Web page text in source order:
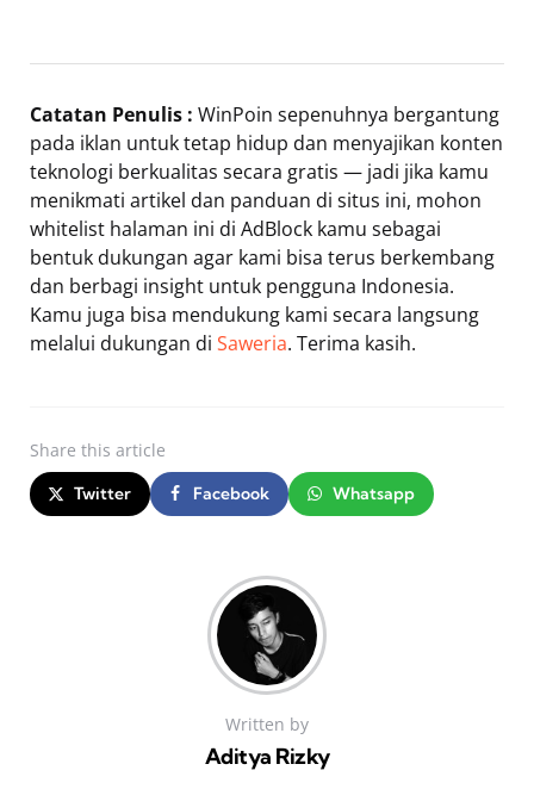
Catatan Penulis : WinPoin sepenuhnya bergantung
pada iklan untuk tetap hidup dan menyajikan konten
teknologi berkualitas secara gratis — jadi jika kamu
menikmati artikel dan panduan di situs ini, mohon
whitelist halaman ini di AdBlock kamu sebagai
bentuk dukungan agar kami bisa terus berkembang
dan berbagi insight untuk pengguna Indonesia.
Kamu juga bisa mendukung kami secara langsung
melalui dukungan di Saweria. Terima kasih.
Share this article
Twitter Facebook Whatsapp
Written by
Aditya Rizky